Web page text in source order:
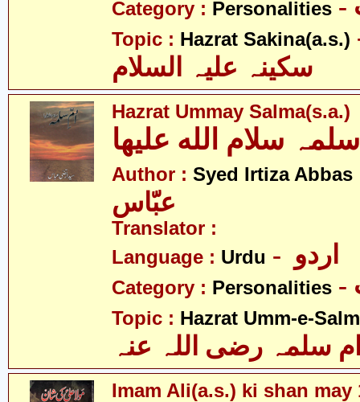
Category : Personalities
Topic : Hazrat Sakina(a.s.)
سکینہ علیہ السلام
Hazrat Ummay Salma(s.a.)
Author : Syed Irtiza Abbas
عبّاس
Translator :
Language : Urdu
Category : Personalities
Topic : Hazrat Umm-e-
سلمہ رضی اللہ عنہ
Imam Ali(a.s.) ki shan may